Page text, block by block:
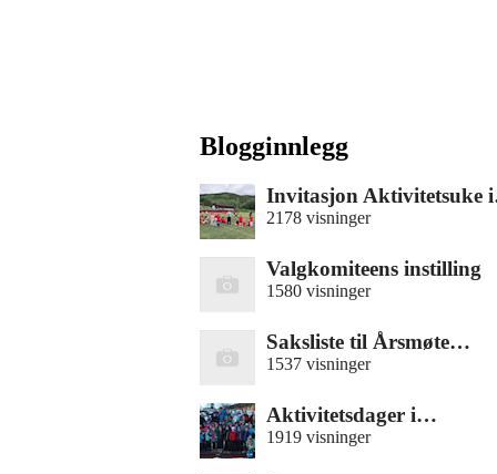
Blogginnlegg
Invitasjon Aktivitetsuke
2178 visninger
Valgkomiteens instilling
1580 visninger
Saksliste til Årsmøte…
1537 visninger
Aktivitetsdager i…
1919 visninger